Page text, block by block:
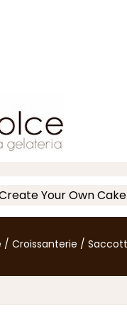
Your Own Cake
/ Croissanterie /